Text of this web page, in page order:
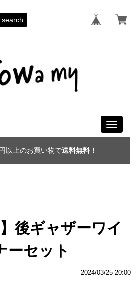
search
Toggle
以上のお買い物で送料無料！
】後ギャザーワイ
ーセット
2024/03/25 20:00